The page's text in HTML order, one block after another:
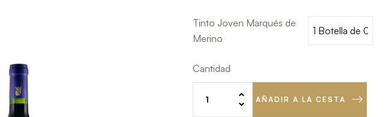
Tinto Joven Marqués de
Merino
Cantidad
AÑADIR A LA CESTA